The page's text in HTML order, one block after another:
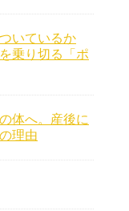
いているか
乗り切る「ポ
体へ。産後に
理由